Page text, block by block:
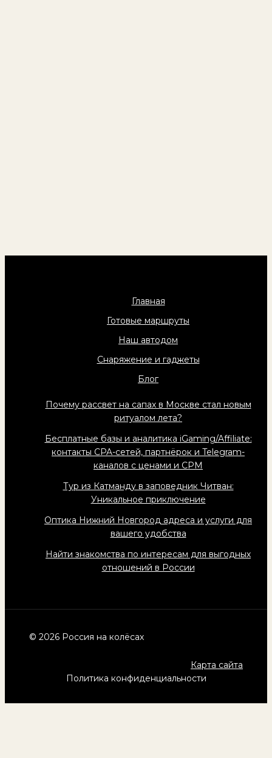
Главная
Готовые маршруты
Наш автодом
Снаряжение и гаджеты
Блог
Почему рассвет на сапах в Москве стал новым
ритуалом лета?
Бесплатные базы и аналитика iGaming/Affiliate:
контакты CPA-сетей, партнёрок и Telegram-
каналов с ценами и CPM
Тур из Катманду в заповедник Читван:
Уникальное приключение
Оптика Нижний Новгород адреса и услуги для
вашего удобства
Найти знакомства по интересам для выгодных
отношений в России
© 2026 Россия на колёсах
Карта сайта
Политика конфиденциальности